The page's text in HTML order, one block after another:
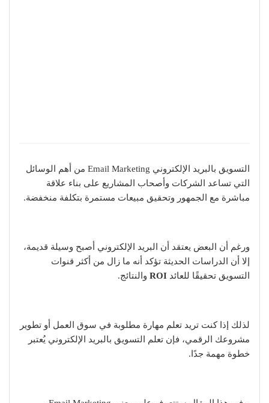
التسويق بالبريد الإلكتروني Email Marketing من أهم الوسائل
التي تساعد الشركات وأصحاب المشاريع على بناء علاقة
مباشرة مع الجمهور وتحقيق مبيعات مستمرة بتكلفة منخفضة.
ورغم أن البعض يعتقد أن البريد الإلكتروني أصبح وسيلة قديمة،
إلا أن الدراسات الحديثة تؤكد أنه ما زال من أكثر قنوات
التسويق تحقيقًا للعائد ROI والنتائج.
لذلك إذا كنت تريد تعلم مهارة مطلوبة في سوق العمل أو تطوير
مشروعك الرقمي، فإن تعلم التسويق بالبريد الإلكتروني يُعتبر
خطوة مهمة جدًا.